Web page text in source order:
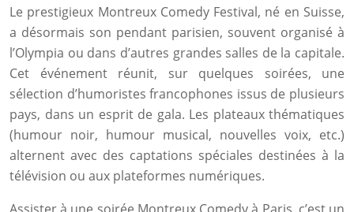
Le prestigieux Montreux Comedy Festival, né en Suisse,
a désormais son pendant parisien, souvent organisé à
l’Olympia ou dans d’autres grandes salles de la capitale.
Cet événement réunit, sur quelques soirées, une
sélection d’humoristes francophones issus de plusieurs
pays, dans un esprit de gala. Les plateaux thématiques
(humour noir, humour musical, nouvelles voix, etc.)
alternent avec des captations spéciales destinées à la
télévision ou aux plateformes numériques.